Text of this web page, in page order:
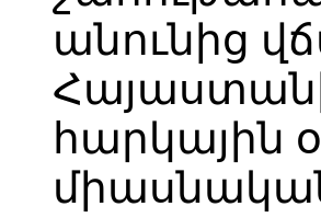
անունից
հարկային